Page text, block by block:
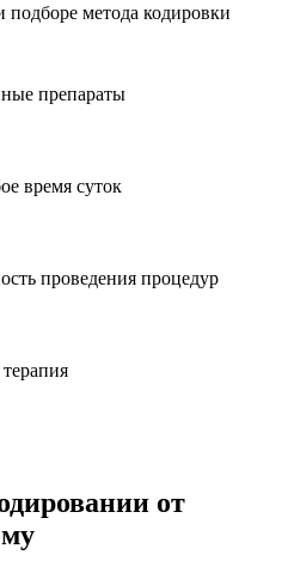
метода кодировки
препараты
время суток
проведения процедур
от